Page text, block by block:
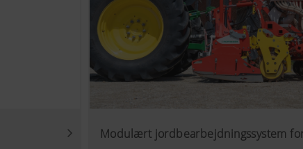
Modulært jordbearbejdningssystem